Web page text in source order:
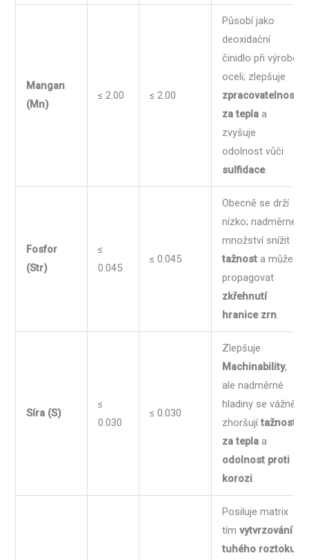
Mangan
(Mn)
≤ 2.00 ≤ 2.00
Působí jako
deoxidační
činidlo při výrobě
oceli; zlepšuje
zpracovatelnost
za tepla a
zvyšuje
odolnost vůči
sulfidace.
Fosfor
(Str)
≤
0.045
≤ 0.045
Obecně se drží
nízko; nadměrné
množství snížit
tažnost a může
propagovat
zkřehnutí
hranice zrn
Síra (S)
≤
0.030
≤ 0.030
Zlepšuje
Machinability,
ale nadměrné
hladiny se vážně
zhoršujítažnost
za tepla a
odolnost proti
korozi
Posiluje matrix
tímvytvrzování
tuhého roztoku